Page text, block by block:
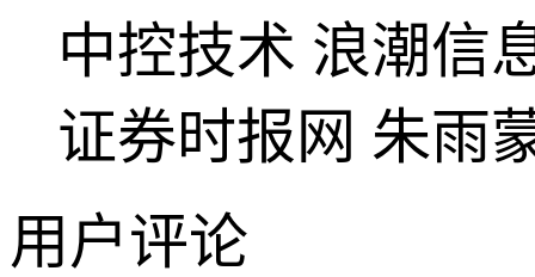
中控技术 浪潮信
证券时报网 朱雨
用户评论